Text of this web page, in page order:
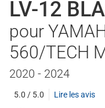
LV-12
pour
560/TECH
2020 - 2024
5.0 / 5.0
Lire les avis